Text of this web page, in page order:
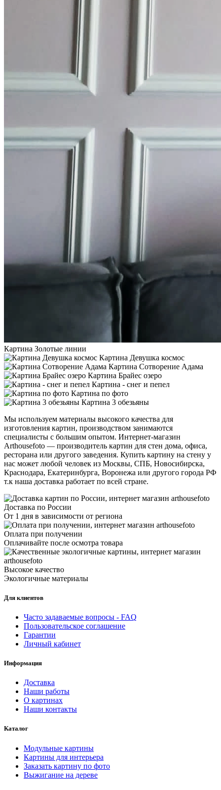
Картина Золотые линии
Картина Девушка космос
Картина Сотворение Адама
Картина Брайес озеро
Картина - снег и пепел
Картина по фото
Картина 3 обезьяны
Мы используем материалы высокого качества для
изготовления картин, производством занимаются
специалисты с большим опытом. Интернет-магазин
Arthousefoto — производитель картин для стен дома, офиса,
ресторана или другого заведения. Купить картину на стену у
нас может любой человек из Москвы, СПБ, Новосибирска,
Краснодара, Екатеринбурга, Воронежа или другого города РФ
т.к наша доставка работает по всей стране.
Доставка по России
От 1 дня в зависимости от региона
Оплата при получении
Оплачивайте после осмотра товара
Высокое качество
Экологичные материалы
Для клиентов
Часто задаваемые вопросы - FAQ
Пользовательское соглашение
Гарантии
Личный кабинет
Информация
Доставка
Наши работы
О картинах
Наши контакты
Каталог
Модульные картины
Картины для интерьера
Заказать картину по фото
Выжигание на дереве